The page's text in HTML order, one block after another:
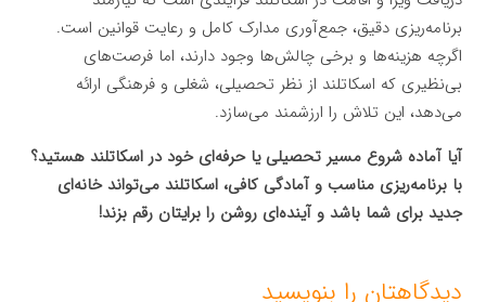
برنامه‌ریزی دقیق، جمع‌آوری مدارک کامل و رعایت قوانین است.
اگرچه هزینه‌ها و برخی چالش‌ها وجود دارند، اما فرصت‌های
بی‌نظیری که اسکاتلند از نظر تحصیلی، شغلی و فرهنگی ارائه
می‌دهد، این تلاش را ارزشمند می‌سازد.
آیا آماده شروع مسیر تحصیلی یا حرفه‌ای خود در اسکاتلند هستید؟
با برنامه‌ریزی مناسب و آمادگی کافی، اسکاتلند می‌تواند خانه‌ای
جدید برای شما باشد و آینده‌ای روشن را برایتان رقم بزند!
دیدگاهتان را بنویسید